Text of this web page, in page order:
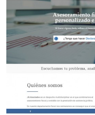
Eslora Proyectos: